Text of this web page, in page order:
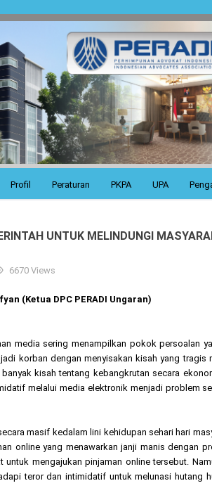
Profil Peraturan PKPA UPA
UNTUK MELINDUNGI
6670 Views
(Ketua DPC PERADI Ungaran)
media sering menampilkan pokok persoalan
korban dengan menyisakan kisah yang
kisah tentang kebangkrutan secara
melalui media elektronik menjadi problem
masif kedalam lini kehidupan sehari hari
online yang menawarkan janji manis dengan
untuk mengajukan pinjaman online tersebut.
teror dan intimidatif untuk melunasi hutang